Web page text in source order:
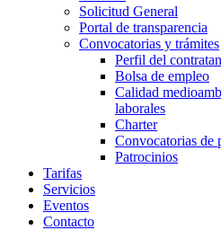
Solicitud General
Portal de transparencia
Convocatorias y trámites
Perfil del
Bolsa de empleo
Calidad
laborales
Charter
Convocatorias de
Patrocinios
Tarifas
Servicios
Eventos
Contacto